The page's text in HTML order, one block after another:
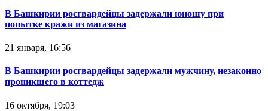
В Башкирии росгвардейцы задержали юношу при
попытке кражи из магазина
21 января, 16:56
В Башкирии росгвардейцы задержали мужчину, незаконно
проникшего в коттедж
16 октября, 19:03